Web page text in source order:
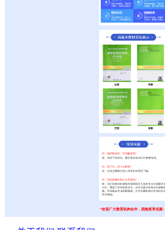
*欢迎广大教育机构合作，团购更享优惠~